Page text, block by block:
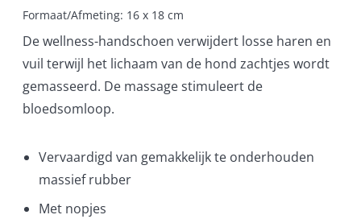
Formaat/Afmeting: 16 x 18 cm
De wellness-handschoen verwijdert losse haren en
vuil terwijl het lichaam van de hond zachtjes wordt
gemasseerd. De massage stimuleert de
bloedsomloop.
Vervaardigd van gemakkelijk te onderhouden
massief rubber
Met nopjes